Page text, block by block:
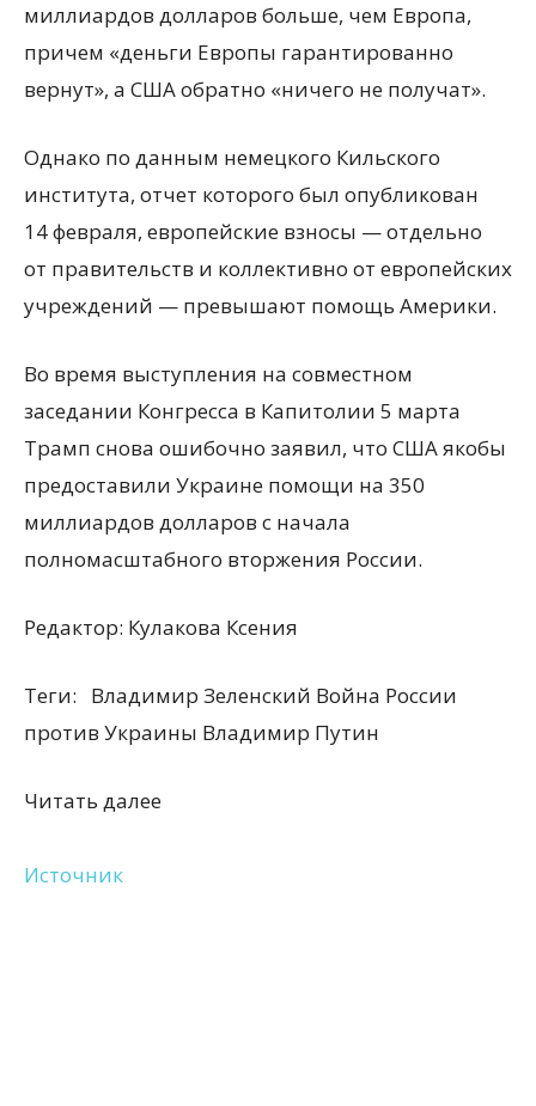
миллиардов долларов больше, чем Европа,
причем «деньги Европы гарантированно
вернут», а США обратно «ничего не получат».
Однако по данным немецкого Кильского
института, отчет которого был опубликован
14 февраля, европейские взносы — отдельно
от правительств и коллективно от европейских
учреждений — превышают помощь Америки.
Во время выступления на совместном
заседании Конгресса в Капитолии 5 марта
Трамп снова ошибочно заявил, что США якобы
предоставили Украине помощи на 350
миллиардов долларов с начала
полномасштабного вторжения России.
Редактор: Кулакова Ксения
Теги:
Владимир Зеленский Война России
против Украины Владимир Путин
Читать далее
Источник